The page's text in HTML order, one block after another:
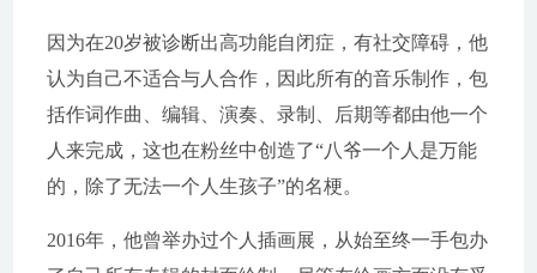
因为在20岁被诊断出高功能自闭症，有社交障碍，他
认为自己不适合与人合作，因此所有的音乐制作，包
括作词作曲、编辑、演奏、录制、后期等都由他一个
人来完成，这也在粉丝中创造了“八爷一个人是万能
的，除了无法一个人生孩子”的名梗。
2016年，他曾举办过个人插画展，从始至终一手包办